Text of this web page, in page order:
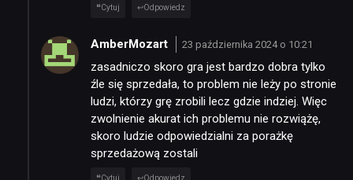
Cytuj Odpowiedz
AmberMozart 23 października 2024 o 10:21
zasadniczo skoro gra jest bardzo dobra tylko
źle się sprzedała, to problem nie leży po stronie
ludzi, którzy grę zrobili lecz gdzie indziej. Więc
zwolnienie akurat ich problemu nie rozwiążę,
skoro ludzie odpowiedzialni za porażkę
sprzedażową zostali
Cytuj Odpowiedz